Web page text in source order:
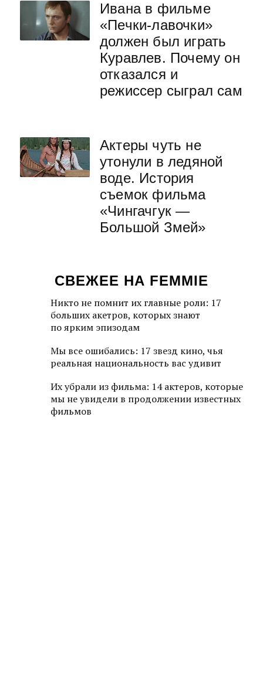
Ивана в фильме
«Печки-лавочки»
должен был играть
Куравлев. Почему он
отказался и
режиссер сыграл сам
Актеры чуть не
утонули в ледяной
воде. История
съемок фильма
«Чингачгук —
Большой Змей»
СВЕЖЕЕ НА FEMMIE
Никто не помнит их главные роли: 17
больших акетров, которых знают
по ярким эпизодам
Мы все ошибались: 17 звезд кино, чья
реальная национальность вас удивит
Их убрали из фильма: 14 актеров, которые
мы не увидели в продолжении известных
фильмов